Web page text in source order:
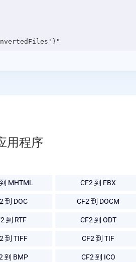
用程序
MHTML CF2 到 FBX
到 DOC CF2 到 DOCM
到 RTF CF2 到 ODT
到 TIFF CF2 到 TIF
到 BMP CF2 到 ICO